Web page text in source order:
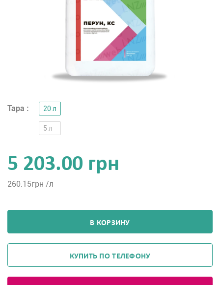
Тара : 20 л
5 л
5 203.00 грн
260.15грн /л
В КОРЗИНУ
КУПИТЬ ПО ТЕЛЕФОНУ